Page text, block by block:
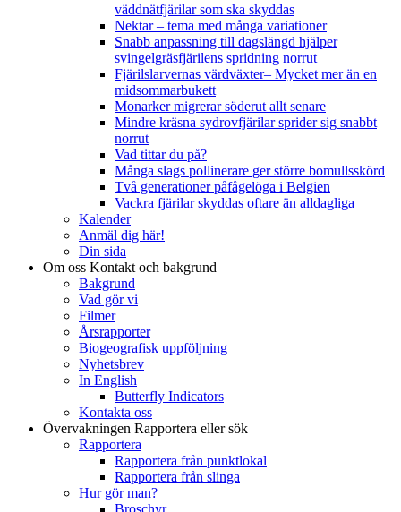
väddnätfjärilar som ska skyddas
Nektar – tema med många variationer
Snabb anpassning till dagslängd hjälper
svingelgräsfjärilens spridning norrut
Fjärilslarvernas värdväxter– Mycket mer än en
midsommarbukett
Monarker migrerar söderut allt senare
Mindre kräsna sydrovfjärilar sprider sig snabbt
norrut
Vad tittar du på?
Många slags pollinerare ger större bomullsskörd
Två generationer påfågelöga i Belgien
Vackra fjärilar skyddas oftare än alldagliga
Kalender
Anmäl dig här!
Din sida
Om oss Kontakt och bakgrund
Bakgrund
Vad gör vi
Filmer
Årsrapporter
Biogeografisk uppföljning
Nyhetsbrev
In English
Butterfly Indicators
Kontakta oss
Övervakningen Rapportera eller sök
Rapportera
Rapportera från punktlokal
Rapportera från slinga
Hur gör man?
Broschyr